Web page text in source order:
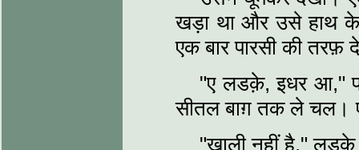
खड़ा था और उसे हाथ के
एक बार पारसी की
"ए लडक़े, इधर आ,"
सीतल बाग़ तक ले चल।
"ख़ाली नहीं है," लडक़े